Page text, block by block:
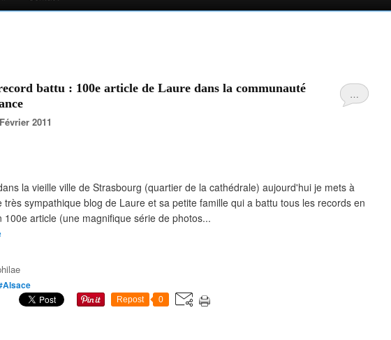
…
battu : 100e article de Laure dans la communauté
2011
la vieille ville de Strasbourg (quartier de la cathédrale) aujourd'hui je mets à
très sympathique blog de Laure et sa petite famille qui a battu tous les records en
100e article (une magnifique série de photos...
Repost 0